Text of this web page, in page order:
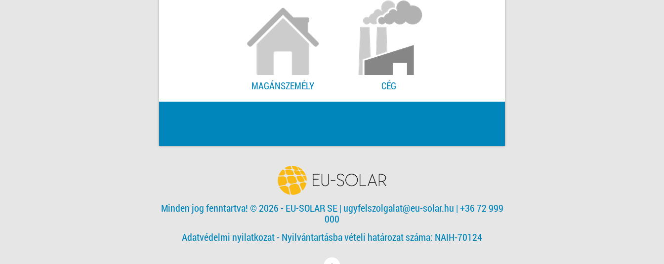
MAGÁNSZEMÉLY CÉG
Minden jog fenntartva! © 2026 - EU-SOLAR SE| ugyfelszolgalat@eu-solar.hu | +36 72 999
000
Adatvédelmi nyilatkozat - Nyilvántartásba vételi határozat száma: NAIH-70124